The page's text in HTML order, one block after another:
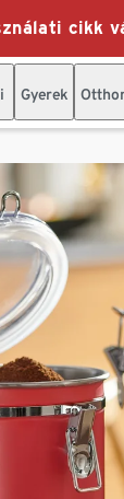
cikk
Gyerek